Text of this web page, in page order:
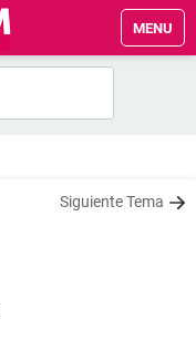
MENU
Siguiente Tema